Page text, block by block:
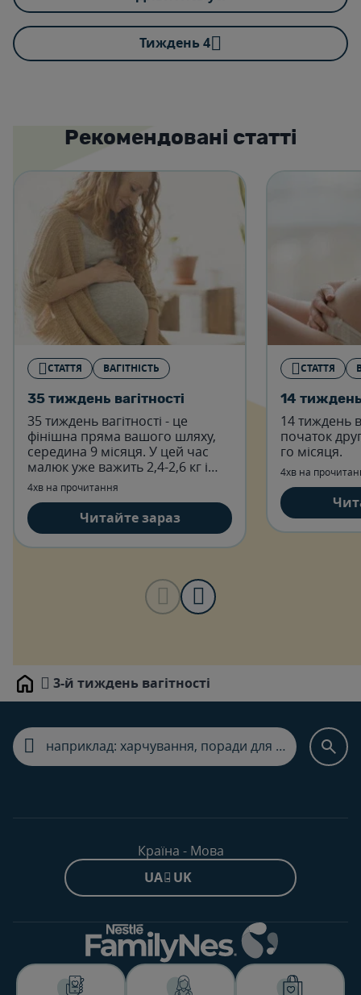
Тиждень 4
Рекомендовані статті
СТАТТЯ ВАГІТНІСТЬ
35 тиждень вагітності
35 тиждень вагітності - це
фінішна пряма вашого шляху,
середина 9 місяця. У цей час
малюк уже важить 2,4-2,6 кг і
має зріст до 45- 47 см -
розміром із велику диню.
4хв на прочитання
Читайте зараз
СТАТТЯ
14 тиждень
14 тиждень
початок
го місяця.
4хв на
Home 3-й тиждень вагітності
Країна - Мова
UA - UK